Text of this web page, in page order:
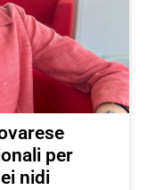
per
nidi